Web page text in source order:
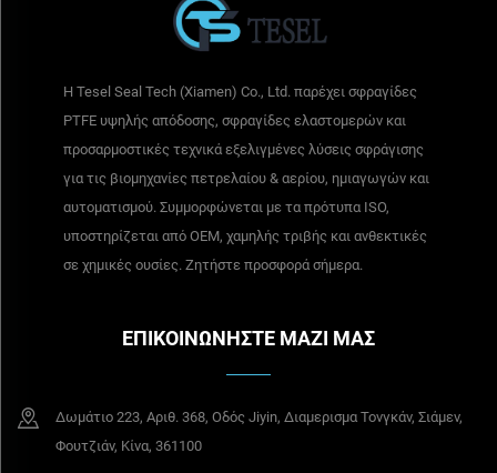
Η Tesel Seal Tech (Xiamen) Co., Ltd. παρέχει σφραγίδες
PTFE υψηλής απόδοσης, σφραγίδες ελαστομερών και
προσαρμοστικές τεχνικά εξελιγμένες λύσεις σφράγισης
για τις βιομηχανίες πετρελαίου & αερίου, ημιαγωγών και
αυτοματισμού. Συμμορφώνεται με τα πρότυπα ISO,
υποστηρίζεται από OEM, χαμηλής τριβής και ανθεκτικές
σε χημικές ουσίες. Ζητήστε προσφορά σήμερα.
ΕΠΙΚΟΙΝΩΝΗΣΤΕ ΜΑΖΙ ΜΑΣ
Δωμάτιο 223, Αριθ. 368, Οδός Jiyin, Διαμερισμα Τονγκάν, Σιάμεν,
Φουτζιάν, Κίνα, 361100